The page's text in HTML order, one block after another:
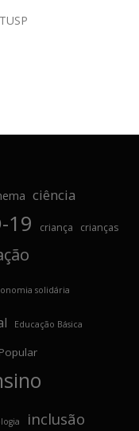
ciência
19 criança crianças
solidária
Educação Básica
inclusão